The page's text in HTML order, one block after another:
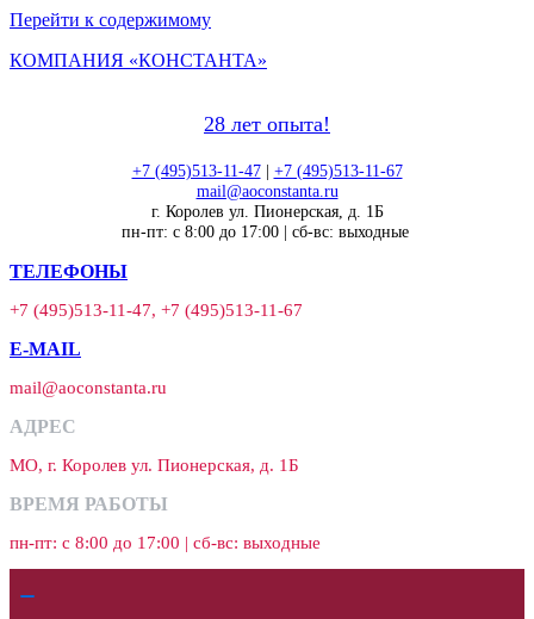
Перейти к содержимому
КОМПАНИЯ «КОНСТАНТА»
28 лет опыта!
+7 (495)513-11-47| +7 (495)513-11-67
mail@aoconstanta.ru
г. Королев ул. Пионерская, д. 1Б
пн-пт: с 8:00 до 17:00 | сб-вс: выходные
ТЕЛЕФОНЫ
+7 (495)513-11-47, +7 (495)513-11-67
E-MAIL
mail@aoconstanta.ru
АДРЕС
МО, г. Королев ул. Пионерская, д. 1Б
ВРЕМЯ РАБОТЫ
пн-пт: с 8:00 до 17:00 | сб-вс: выходные